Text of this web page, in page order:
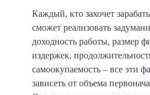
Каждый, кто захочет
сможет реализовать
доходность работы, размер
издержек,
самоокупаемость – все эти
зависеть от объема